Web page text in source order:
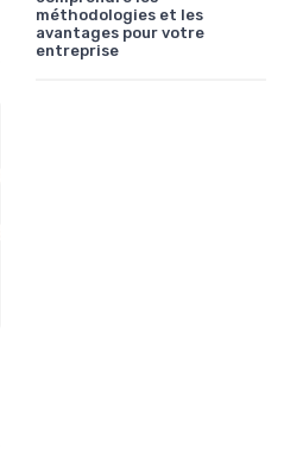
méthodologies et les
avantages pour votre
entreprise